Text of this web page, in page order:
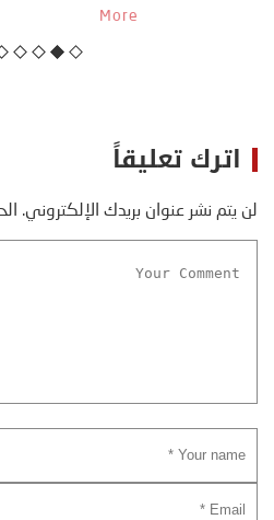
منذ نهاية ثمانينات القرن الماضي، حين
اترك تعليقاً
لن يتم نشر عنوان بريدك الإلكتروني.